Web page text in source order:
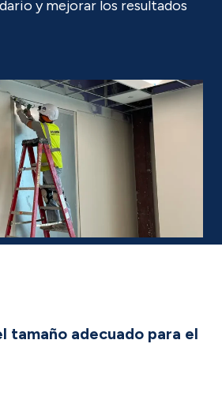
y mejorar los resultados
tamaño adecuado para el